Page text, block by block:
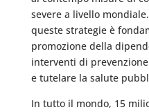
severe a livello
queste strategie è
promozione della
interventi di
e tutelare la salute
In tutto il mondo, 15